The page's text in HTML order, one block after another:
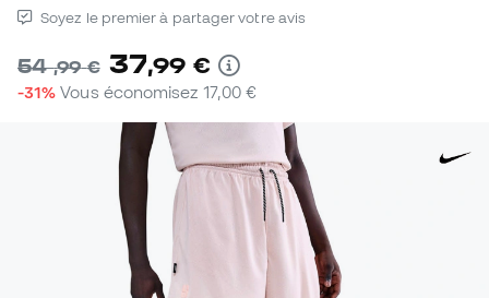
Soyez le premier à partager votre avis
54,99 € 37,99 €
-31% Vous économisez 17,00 €